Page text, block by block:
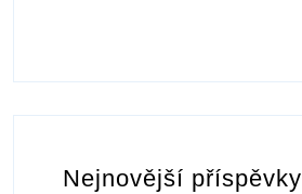
Nejnovější příspěvky